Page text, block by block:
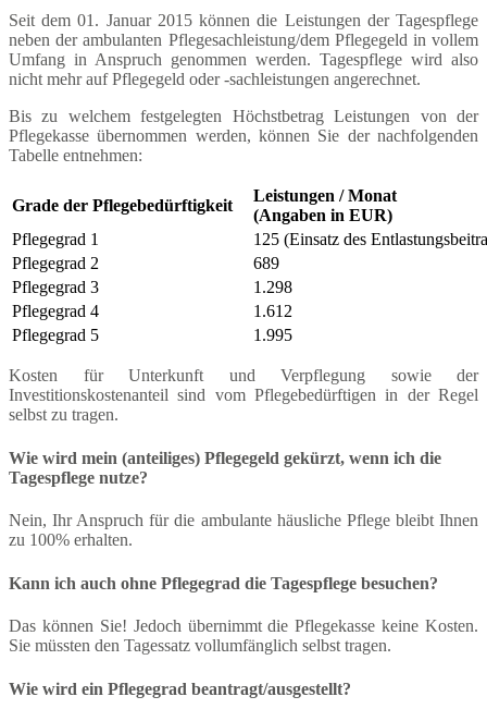
Seit dem 01. Januar 2015 können die Leistungen der Tagespflege
neben der ambulanten Pflegesachleistung/dem Pflegegeld in vollem
Umfang in Anspruch genommen werden. Tagespflege wird also
nicht mehr auf Pflegegeld oder -sachleistungen angerechnet.
Bis zu welchem festgelegten Höchstbetrag Leistungen von der
Pflegekasse übernommen werden, können Sie der nachfolgenden
Tabelle entnehmen:
Grade der Pflegebedürftigkeit
Leistungen / Monat
(Angaben in EUR)
Pflegegrad 1
125 (Einsatz des
Pflegegrad 2
689
Pflegegrad 3
1.298
Pflegegrad 4
1.612
Pflegegrad 5
1.995
Kosten für Unterkunft und Verpflegung sowie der
Investitionskostenanteil sind vom Pflegebedürftigen in der Regel
selbst zu tragen.
Wie wird mein (anteiliges) Pflegegeld gekürzt, wenn ich die
Tagespflege nutze?
Nein, Ihr Anspruch für die ambulante häusliche Pflege bleibt Ihnen
zu 100% erhalten.
Kann ich auch ohne Pflegegrad die Tagespflege besuchen?
Das können Sie! Jedoch übernimmt die Pflegekasse keine Kosten.
Sie müssten den Tagessatz vollumfänglich selbst tragen.
Wie wird ein Pflegegrad beantragt/ausgestellt?